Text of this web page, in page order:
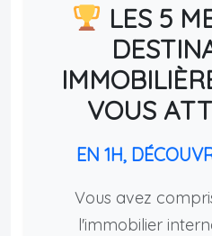
LES 5
VOUS
EN 1H,
Vous avez
l'immobilier